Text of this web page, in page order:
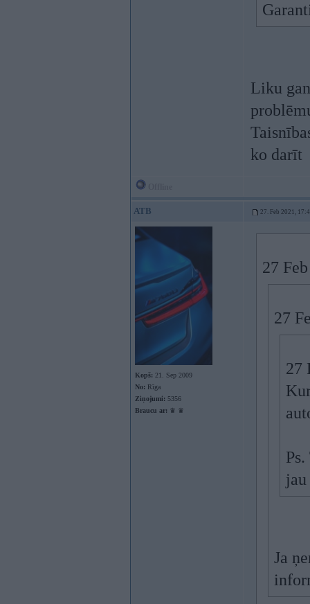
Liku
ko darīt
ATB 27. Feb 2021,
Kopš: 21. Sep 2009
No: Rīga
Ziņojumi: 5356
Braucu ar: ♛ ♛
27
27
27
Ja